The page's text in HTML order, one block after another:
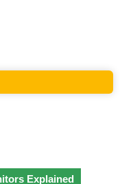
Explained